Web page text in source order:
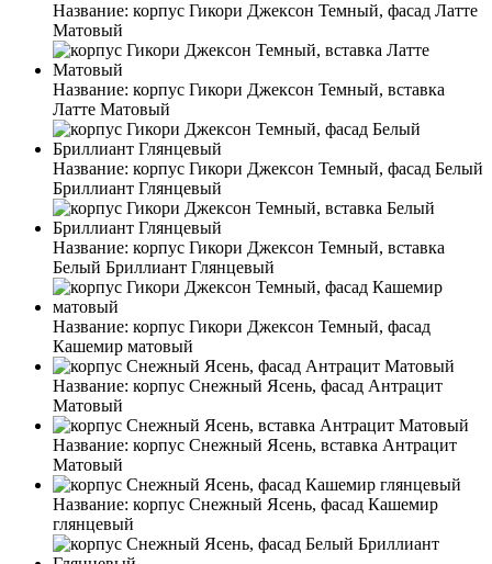
Название: корпус Гикори Джексон Темный, фасад Латте
Матовый
Название: корпус Гикори Джексон Темный, вставка
Латте Матовый
Название: корпус Гикори Джексон Темный, фасад Белый
Бриллиант Глянцевый
Название: корпус Гикори Джексон Темный, вставка
Белый Бриллиант Глянцевый
Название: корпус Гикори Джексон Темный, фасад
Кашемир матовый
Название: корпус Снежный Ясень, фасад Антрацит
Матовый
Название: корпус Снежный Ясень, вставка Антрацит
Матовый
Название: корпус Снежный Ясень, фасад Кашемир
глянцевый